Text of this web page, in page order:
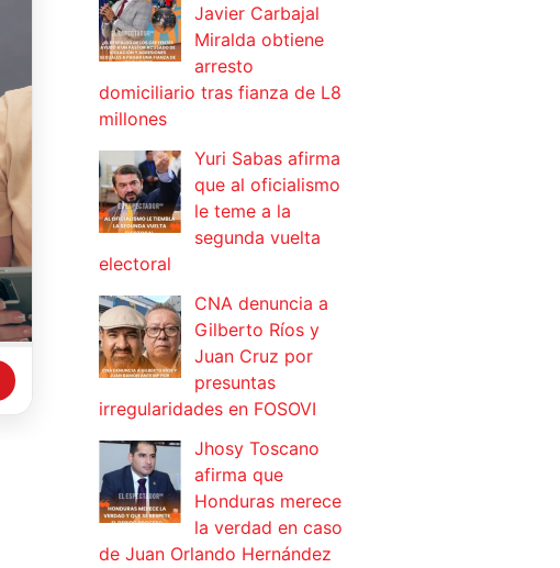
Javier Carbajal
Miralda obtiene
arresto
domiciliario tras fianza de L8
millones
Yuri Sabas afirma
que al oficialismo
le teme a la
segunda vuelta
electoral
CNA denuncia a
Gilberto Ríos y
Juan Cruz por
presuntas
irregularidades en FOSOVI
Jhosy Toscano
afirma que
Honduras merece
la verdad en caso
de Juan Orlando Hernández